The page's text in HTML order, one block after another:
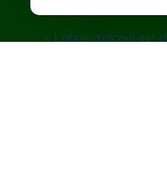
« L’abus d’alcool